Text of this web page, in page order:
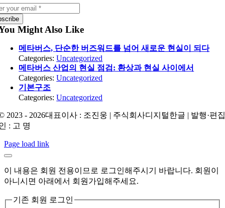
Might Also Like
메타버스, 단순한 버즈워드를 넘어 새로운 현실이 되다
Categories:Uncategorized
메타버스 산업의 현실 점검: 환상과 현실 사이에서
Categories:Uncategorized
기본구조
Categories:Uncategorized
2023 - 2026대표이사 : 조진웅 | 주식회사디지털한글 | 발행·편
: 고 명
Page load link
이 내용은 회원 전용이므로 로그인해주시기 바랍니다. 회원이
아니시면 아래에서 회원가입해주세요.
기존 회원 로그인